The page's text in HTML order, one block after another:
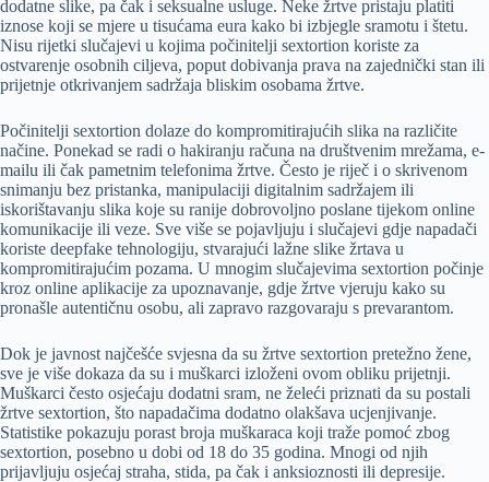
dodatne slike, pa čak i seksualne usluge. Neke žrtve pristaju platiti
iznose koji se mjere u tisućama eura kako bi izbjegle sramotu i štetu.
Nisu rijetki slučajevi u kojima počinitelji sextortion koriste za
ostvarenje osobnih ciljeva, poput dobivanja prava na zajednički stan ili
prijetnje otkrivanjem sadržaja bliskim osobama žrtve.
Počinitelji sextortion dolaze do kompromitirajućih slika na različite
načine. Ponekad se radi o hakiranju računa na društvenim mrežama, e-
mailu ili čak pametnim telefonima žrtve. Često je riječ i o skrivenom
snimanju bez pristanka, manipulaciji digitalnim sadržajem ili
iskorištavanju slika koje su ranije dobrovoljno poslane tijekom online
komunikacije ili veze. Sve više se pojavljuju i slučajevi gdje napadači
koriste deepfake tehnologiju, stvarajući lažne slike žrtava u
kompromitirajućim pozama. U mnogim slučajevima sextortion počinje
kroz online aplikacije za upoznavanje, gdje žrtve vjeruju kako su
pronašle autentičnu osobu, ali zapravo razgovaraju s prevarantom.
Dok je javnost najčešće svjesna da su žrtve sextortion pretežno žene,
sve je više dokaza da su i muškarci izloženi ovom obliku prijetnji.
Muškarci često osjećaju dodatni sram, ne želeći priznati da su postali
žrtve sextortion, što napadačima dodatno olakšava ucjenjivanje.
Statistike pokazuju porast broja muškaraca koji traže pomoć zbog
sextortion, posebno u dobi od 18 do 35 godina. Mnogi od njih
prijavljuju osjećaj straha, stida, pa čak i anksioznosti ili depresije.